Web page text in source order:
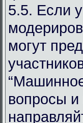
5.5. Если
могут
вопросы и